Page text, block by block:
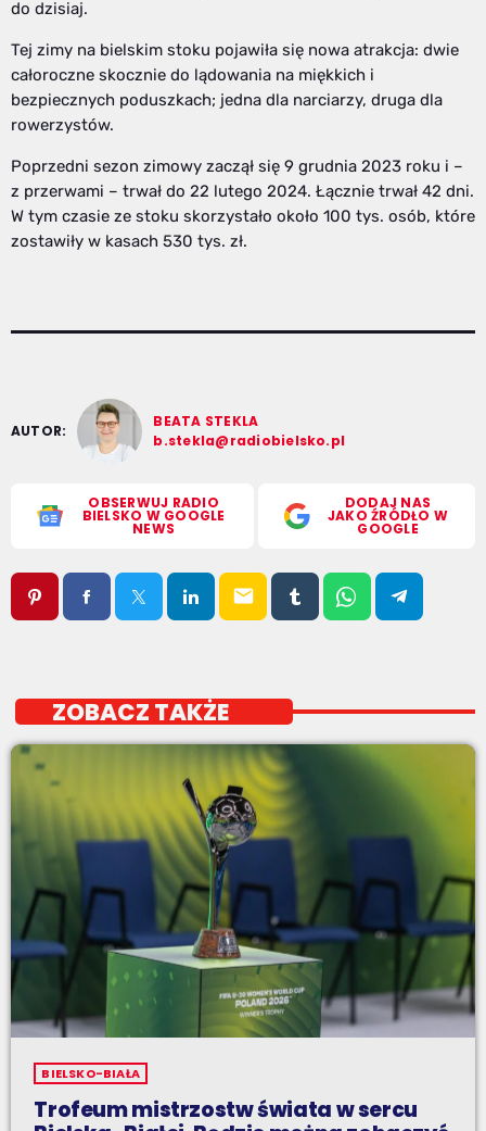
do dzisiaj.
Tej zimy na bielskim stoku pojawiła się nowa atrakcja: dwie
całoroczne skocznie do lądowania na miękkich i
bezpiecznych poduszkach; jedna dla narciarzy, druga dla
rowerzystów.
Poprzedni sezon zimowy zaczął się 9 grudnia 2023 roku i –
z przerwami – trwał do 22 lutego 2024. Łącznie trwał 42 dni.
W tym czasie ze stoku skorzystało około 100 tys. osób, które
zostawiły w kasach 530 tys. zł.
AUTOR:
BEATA STEKLA
b.stekla@radiobielsko.pl
OBSERWUJ RADIO
BIELSKO W GOOGLE
NEWS
DODAJ NAS
JAKO ŹRÓDŁO W
GOOGLE
email
ZOBACZ TAKŻE
BIELSKO-BIAŁA
Trofeum mistrzostw świata w sercu